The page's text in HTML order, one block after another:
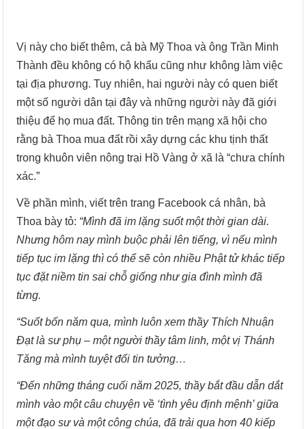
Vị này cho biết thêm, cả bà Mỹ Thoa và ông Trần Minh
Thành đều không có hộ khẩu cũng như không làm việc
tại địa phương. Tuy nhiên, hai người này có quen biết
một số người dân tại đây và những người này đã giới
thiệu để họ mua đất. Thông tin trên mạng xã hội cho
rằng bà Thoa mua đất rồi xây dựng các khu tịnh thất
trong khuôn viên nông trại Hồ Vàng ở xã là “chưa chính
xác.”
Về phần mình, viết trên trang Facebook cá nhân, bà
Thoa bày tỏ: “Mình đã im lặng suốt một thời gian dài.
Nhưng hôm nay mình buộc phải lên tiếng, vì nếu mình
tiếp tục im lặng thì có thể sẽ còn nhiều Phật tử khác tiếp
tục đặt niềm tin sai chỗ giống như gia đình mình đã
từng.
“Suốt bốn năm qua, mình luôn xem thầy Thích Nhuận
Đạt là sư phụ – một người thầy tâm linh, một vị Thánh
Tăng mà mình tuyệt đối tin tưởng…
“Đến những tháng cuối năm 2025, thầy bắt đầu dẫn dắt
mình vào một câu chuyện về ‘tình yêu định mệnh’ giữa
một đạo sư và một công chúa, đã trải qua hơn 40 kiếp